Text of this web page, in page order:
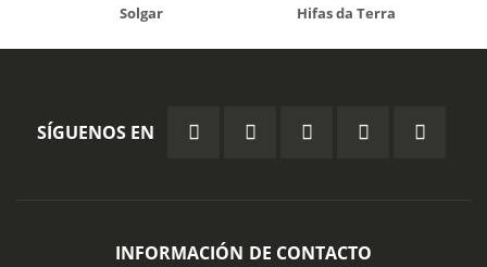
Solgar Hifas da Terra
SÍGUENOS EN
INFORMACIÓN DE CONTACTO